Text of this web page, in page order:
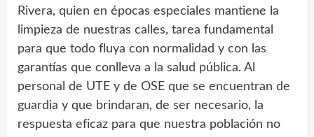
Rivera, quien en épocas especiales mantiene la
limpieza de nuestras calles, tarea fundamental
para que todo fluya con normalidad y con las
garantías que conlleva a la salud pública. Al
personal de UTE y de OSE que se encuentran de
guardia y que brindaran, de ser necesario, la
respuesta eficaz para que nuestra población no